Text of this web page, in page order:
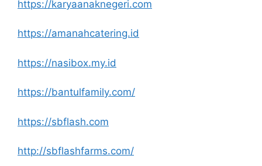
https://karyaanaknegeri.com
https://amanahcatering.id
https://nasibox.my.id
https://bantulfamily.com/
https://sbflash.com
http://sbflashfarms.com/